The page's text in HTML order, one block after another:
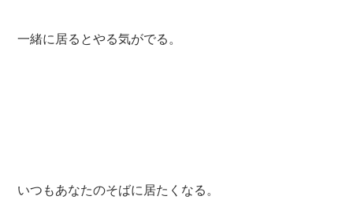
一緒に居るとやる気がでる。
いつもあなたのそばに居たくなる。